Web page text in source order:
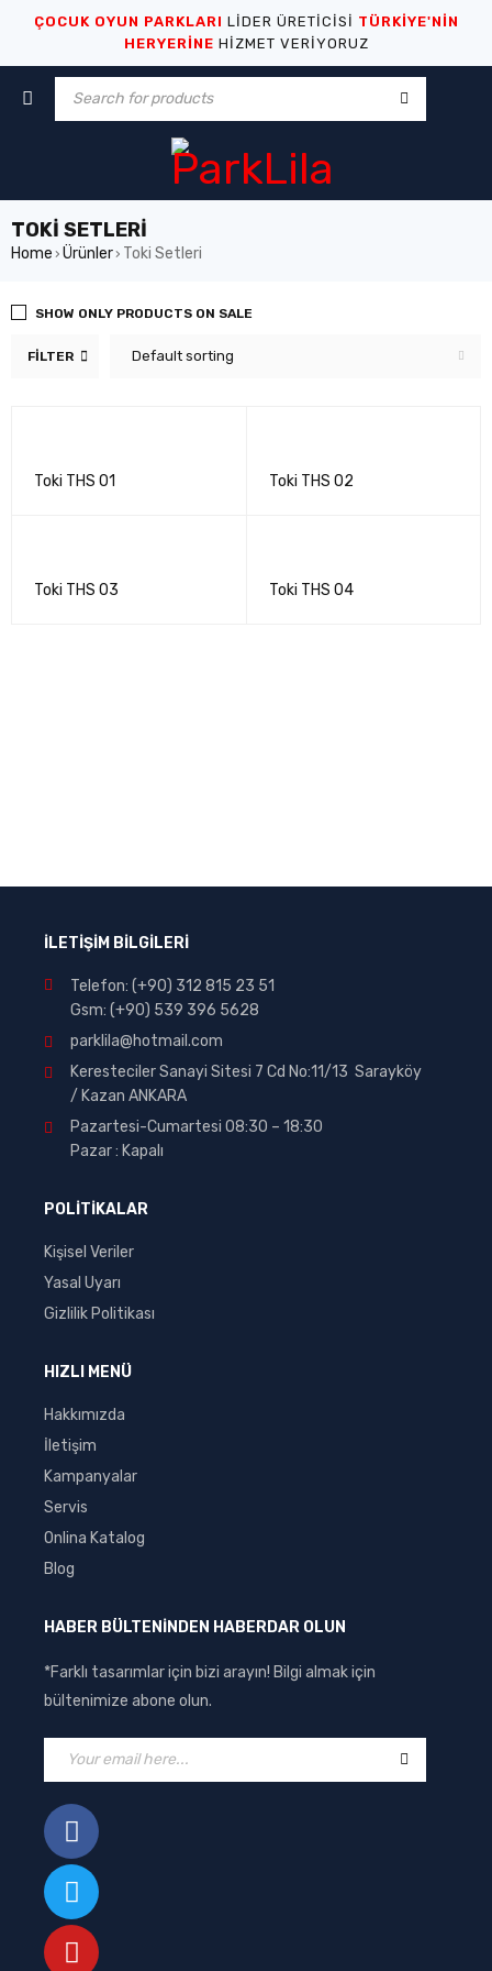
ÇOCUK OYUN PARKLARI LİDER ÜRETİCİSİ TÜRKİYE'NİN
HERYERİNE HİZMET VERİYORUZ
TOKI SETLERI
Home › Ürünler› Toki Setleri
FILTER Default sorting
SHOW ONLY PRODUCTS ON SALE
Toki THS 01 Toki THS 02
Toki THS 03 Toki THS 04
İLETİŞİM BİLGİLERİ
Telefon: (+90) 312 815 23 51
Gsm: (+90) 539 396 5628
parklila@hotmail.com
Keresteciler Sanayi Sitesi 7 Cd No:11/13 Sarayköy
/ Kazan ANKARA
Pazartesi-Cumartesi 08:30 – 18:30
Pazar : Kapalı
POLİTİKALAR
Kişisel Veriler
Yasal Uyarı
Gizlilik Politikası
HIZLI MENÜ
Hakkımızda
İletişim
Kampanyalar
Servis
Onlina Katalog
Blog
HABER BÜLTENİNDEN HABERDAR OLUN
*Farklı tasarımlar için bizi arayın! Bilgi almak için
bültenimize abone olun.